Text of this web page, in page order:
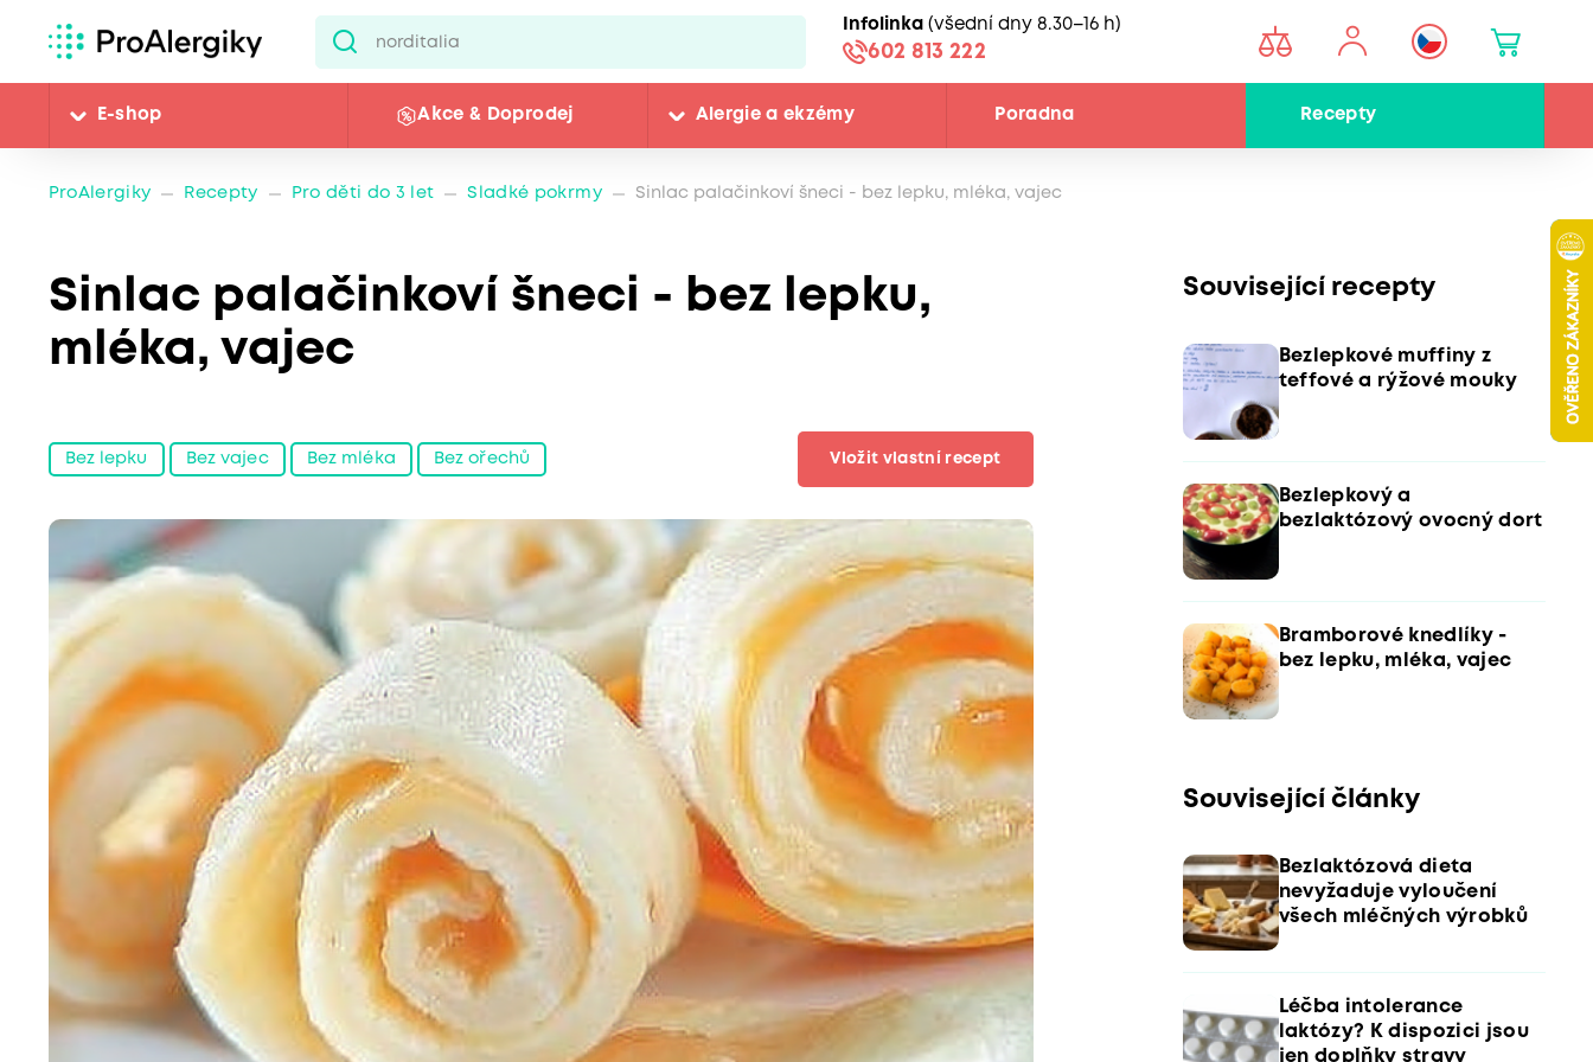
Infolinka (všední dny 8.30–16 h)
602 813 222
E-shop Akce & Doprodej Alergie a ekzémy Poradna Recepty
ProAlergiky Recepty Pro děti do 3 let Sladké pokrmy Sinlac palačinkoví šneci - bez lepku, mléka, vajec
Sinlac palačinkoví šneci - bez lepku,
mléka, vajec
Bez lepku Bez vajec Bez mléka Bez ořechů Vložit vlastní recept
Související recepty
Bezlepkové muffiny z
teffové a rýžové mouky
Bezlepkový a
bezlaktózový ovocný dort
Bramborové knedlíky -
bez lepku, mléka, vajec
Související články
Bezlaktózová dieta
nevyžaduje vyloučení
všech mléčných výrobků
Léčba intolerance
laktózy? K dispozici jsou
jen doplňky stravy